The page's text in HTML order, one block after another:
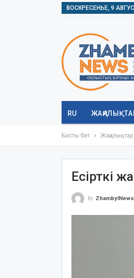
ВОСКРЕСЕНЬЕ, 9
RU
Басты бет Жаңалықтар
Есірткі
By ZhambylNews